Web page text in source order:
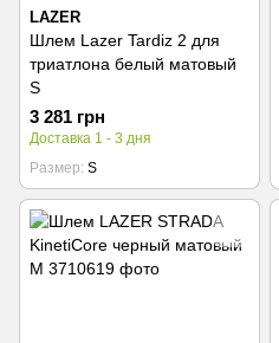
LAZER
Шлем Lazer Tardiz 2 для
триатлона белый матовый
S
3 281 грн
Доставка 1 - 3 дня
Размер S